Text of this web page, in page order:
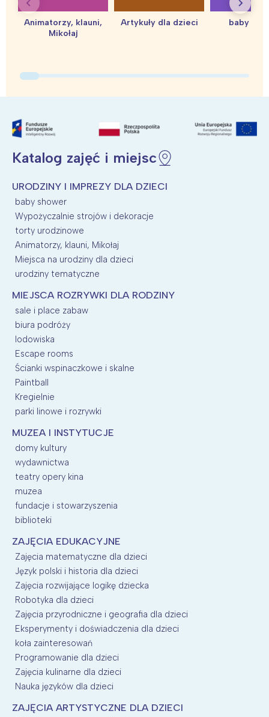
Animatorzy, klauni,
Mikołaj
Artykuły dla dzieci baby
Katalog zajęć i miejsc
URODZINY I IMPREZY DLA DZIECI
baby shower
Wypożyczalnie strojów i dekoracje
torty urodzinowe
Animatorzy, klauni, Mikołaj
Miejsca na urodziny dla dzieci
urodziny tematyczne
MIEJSCA ROZRYWKI DLA RODZINY
sale i place zabaw
biura podróży
lodowiska
Escape rooms
Ścianki wspinaczkowe i skalne
Paintball
Kregielnie
parki linowe i rozrywki
MUZEA I INSTYTUCJE
domy kultury
wydawnictwa
teatry opery kina
muzea
fundacje i stowarzyszenia
biblioteki
ZAJĘCIA EDUKACYJNE
Zajęcia matematyczne dla dzieci
Język polski i historia dla dzieci
Zajęcia rozwijające logikę dziecka
Robotyka dla dzieci
Zajęcia przyrodniczne i geografia dla dzieci
Eksperymenty i doświadczenia dla dzieci
koła zainteresowań
Programowanie dla dzieci
Zajęcia kulinarne dla dzieci
Nauka języków dla dzieci
ZAJĘCIA ARTYSTYCZNE DLA DZIECI
Warszawa
Łódź
Trójmiasto
Wrocław
Śląsk
Południe
Wszystkie